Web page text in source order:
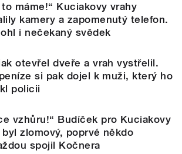
to máme!“ Kuciakovy vrahy
kamery a zapomenutý telefon.
i nečekaný svědek
otevřel dveře a vrah vystřelil.
si pak dojel k muži, který ho
policii
vzhůru!“ Budíček pro Kuciakovy
byl zlomový, poprvé někdo
spojil Kočnera